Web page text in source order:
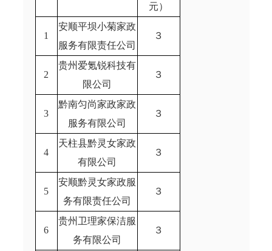
元）
1
安顺平坝小菊家政
服务有限责任公司
３
2
贵州爱氪锐科技有
限公司
３
3
黔南匀尚家政家政
服务有限公司
３
4
天柱县黔灵女家政
有限公司
３
5
安顺黔灵女家政服
务有限责任公司
３
6
贵州卫理家保洁服
务有限公司
３